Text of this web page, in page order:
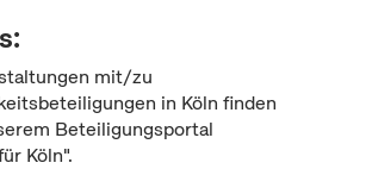
mit/zu
in Köln finden
Beteiligungsportal
Köln".